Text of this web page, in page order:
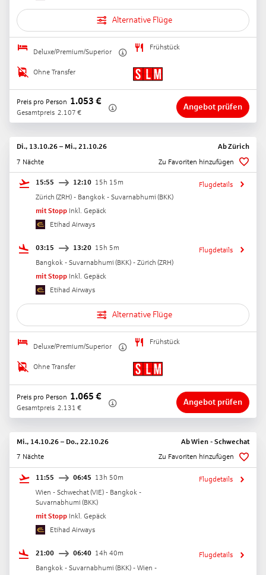
Alternative Flüge
Deluxe/Premium/Superior
Frühstück
Ohne Transfer
Preis pro Person 1.053 €
Gesamtpreis 2.107 €
Angebot prüfen
Di., 13.10.26 – Mi., 21.10.26 AbZürich
7 Nächte
Zu Favoriten hinzufügen
15:55 12:10 15h 15m
Zürich (ZRH) - Bangkok - Suvarnabhumi (BKK)
mit Stopp Inkl. Gepäck
Etihad Airways
Flugdetails
03:15 13:20 15h 5m
Bangkok - Suvarnabhumi (BKK) - Zürich (ZRH)
mit Stopp Inkl. Gepäck
Etihad Airways
Flugdetails
Alternative Flüge
Deluxe/Premium/Superior
Frühstück
Ohne Transfer
Preis pro Person 1.065 €
Gesamtpreis 2.131 €
Angebot prüfen
Mi., 14.10.26 – Do., 22.10.26 AbWien - Schwechat
7 Nächte
Zu Favoriten hinzufügen
11:55 06:45 13h 50m
Wien - Schwechat(VIE) - Bangkok -
Suvarnabhumi (BKK)
mit Stopp Inkl. Gepäck
Etihad Airways
Flugdetails
21:00 06:40 14h 40m
Bangkok - Suvarnabhumi (BKK) - Wien -
Flugdetails